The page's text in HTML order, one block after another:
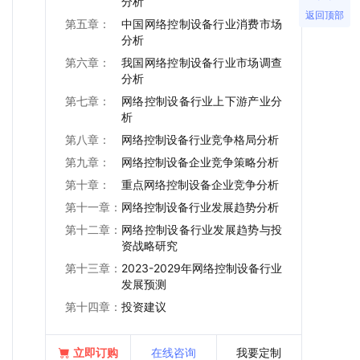
第五章：
中国网络控制设备行业消费市场
分析
第六章：
我国网络控制设备行业市场调查
分析
第七章：
网络控制设备行业上下游产业分
析
第八章：
网络控制设备行业竞争格局分析
第九章：
网络控制设备企业竞争策略分析
第十章：
重点网络控制设备企业竞争分析
第十一章： 网络控制设备行业发展趋势分析
第十二章： 网络控制设备行业发展趋势与投
资战略研究
第十三章： 2023-2029年网络控制设备行业
发展预测
第十四章： 投资建议
立即订购 在线咨询 我要定制
返回顶部